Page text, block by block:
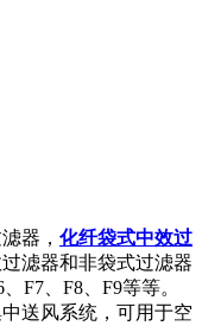
器， 化纤袋式中效过
滤器和非袋式过滤器
F7、F8、F9等等。
送风系统，可用于空